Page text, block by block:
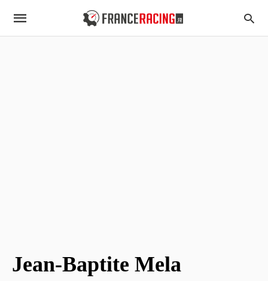
Jean-Baptite Mela